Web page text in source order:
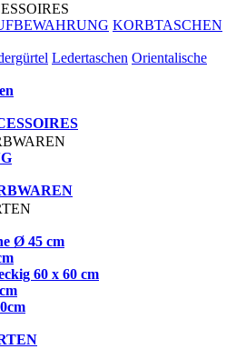
KORBTASCHEN
Ledertaschen Orientalische
Ø 45 cm
60 x 60 cm